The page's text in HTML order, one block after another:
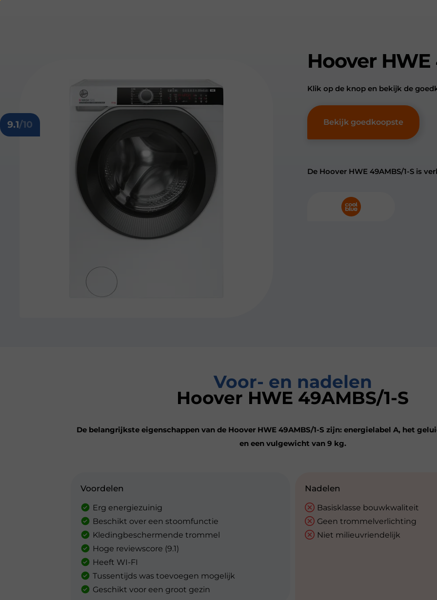
9.1/10
Hoover HWE
Klik op de knop en bekijk de
Bekijk goedkoopste
De Hoover HWE 49AMBS/1-S is
Voor- en nadelen
Hoover HWE 49AMBS/1-S
De belangrijkste eigenschappen van de Hoover HWE 49AMBS/1-S zijn: energielabel A, het
en een vulgewicht van 9 kg.
Voordelen
Erg energiezuinig
Beschikt over een stoomfunctie
Kledingbeschermende trommel
Hoge reviewscore (9.1)
Heeft WI-FI
Tussentijds was toevoegen mogelijk
Geschikt voor een groot gezin
Nadelen
Basisklasse bouwkwaliteit
Geen trommelverlichting
Niet milieuvriendelijk